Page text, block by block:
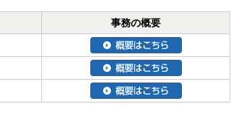
事務の概要